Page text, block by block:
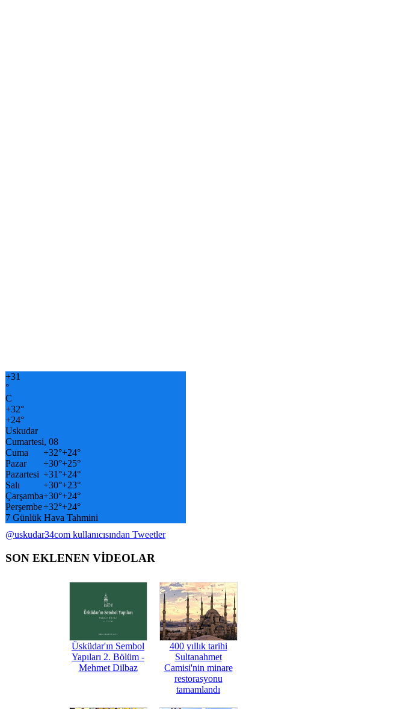
+31
°
C
+32°
+24°
Uskudar
Cumartesi, 08
Cuma
+32°+24°
Pazar
+30°+25°
Pazartesi +31°+24°
Salı
+30°+23°
Çarşamba+30°+24°
Perşembe+32°+24°
7 Günlük Hava Tahmini
@uskudar34com kullanıcısından Tweetler
SON EKLENEN VİDEOLAR
Üsküdar'ın Sembol
Yapıları 2. Bölüm -
Mehmet Dilbaz
400 yıllık tarihi
Sultanahmet
Camisi'nin minare
restorasyonu
tamamlandı